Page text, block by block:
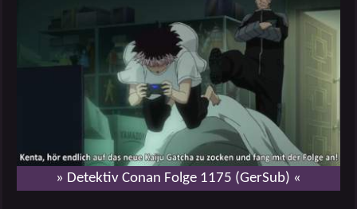
» Detektiv Conan Folge 1175 (GerSub) «